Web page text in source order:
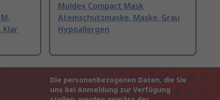
Klar
Moldex Compact Mask
Atemschutzmaske, Maske, Grau
Hypoallergen
Die personenbezogenen Daten, die Sie
uns bei Anmeldung zur Verfügung